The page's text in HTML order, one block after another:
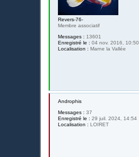
Revers-76-
Membre associatif
Messages : 13601
Enregistré le : 04 nov. 2016, 10:50
Localisation : Marne la Vallée
Androphis
Messages : 37
Enregistré le : 29 juil. 2024, 14:54
Localisation : LOIRET